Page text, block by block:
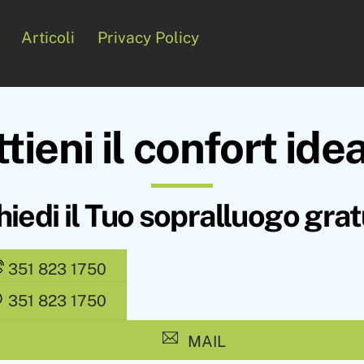
Articoli Privacy Policy
il confort
il Tuo sopralluogo
351 823 1750
351 823 1750
MAIL